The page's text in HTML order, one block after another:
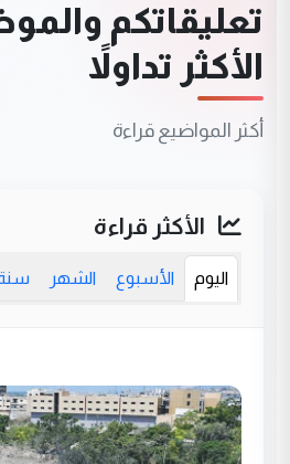
تعليقاتكم
الأكثر تداولاً
أكثر المواضيع قراءة
الأكثر قراءة
اليوم الأسبوع الشهر